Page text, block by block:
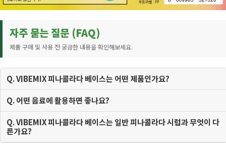
자주 묻는 질문 (FAQ)
제품 구매 및 사용 전 궁금한 내용을 확인해보세요.
Q. VIBEMIX 피나콜라다 베이스는 어떤 제품인가요?
Q. 어떤 음료에 활용하면 좋나요?
Q. VIBEMIX 피나콜라다 베이스는 일반 피나콜라다 시럽과 무엇이 다
른가요?